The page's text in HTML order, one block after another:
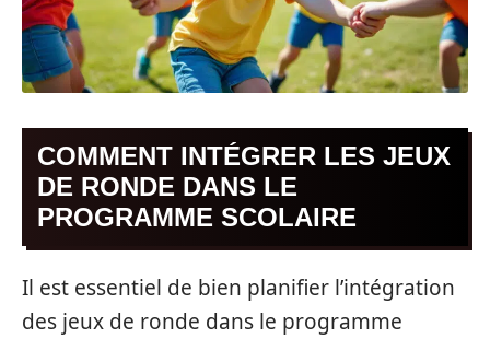
COMMENT INTÉGRER LES JEUX
DE RONDE DANS LE
PROGRAMME SCOLAIRE
Il est essentiel de bien planifier l’intégration
des jeux de ronde dans le programme